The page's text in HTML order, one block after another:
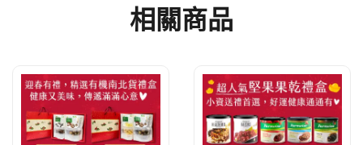
相關商品